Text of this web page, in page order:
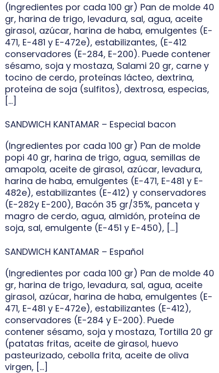
(Ingredientes por cada 100 gr) Pan de molde 40
gr, harina de trigo, levadura, sal, agua, aceite
girasol, azúcar, harina de haba, emulgentes (E-
471, E-481 y E-472e), estabilizantes, (E-412
conservadores (E-284, E-200). Puede contener
sésamo, soja y mostaza, Salami 20 gr, carne y
tocino de cerdo, proteínas lácteo, dextrina,
proteína de soja (sulfitos), dextrosa, especias,
[…]
SANDWICH KANTAMAR – Especial bacon
(Ingredientes por cada 100 gr) Pan de molde
popi 40 gr, harina de trigo, agua, semillas de
amapola, aceite de girasol, azúcar, levadura,
harina de haba, emulgentes (E-471, E-481 y E-
482e), estabilizantes (E-412) y conservadores
(E-282y E-200), Bacón 35 gr/35%, panceta y
magro de cerdo, agua, almidón, proteína de
soja, sal, emulgente (E-451 y E-450), […]
SANDWICH KANTAMAR – Español
(Ingredientes por cada 100 gr) Pan de molde 40
gr, harina de trigo, levadura, sal, agua, aceite
girasol, azúcar, harina de haba, emulgentes (E-
471, E-481 y E-472e), estabilizantes (E-412),
conservadores (E-284 y E-200). Puede
contener sésamo, soja y mostaza, Tortilla 20 gr
(patatas fritas, aceite de girasol, huevo
pasteurizado, cebolla frita, aceite de oliva
virgen, […]